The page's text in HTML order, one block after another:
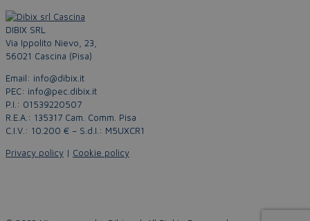
DIBIX SRL
Via Ippolito Nievo, 23,
56021 Cascina (Pisa)
Email: info@dibix.it
PEC: info@pec.dibix.it
P.I.: 01539220507
R.E.A.: 135317 Cam. Comm. Pisa
C.I.V.: 10.200 € – S.d.I.: M5UXCR1
Privacy policy | Cookie policy